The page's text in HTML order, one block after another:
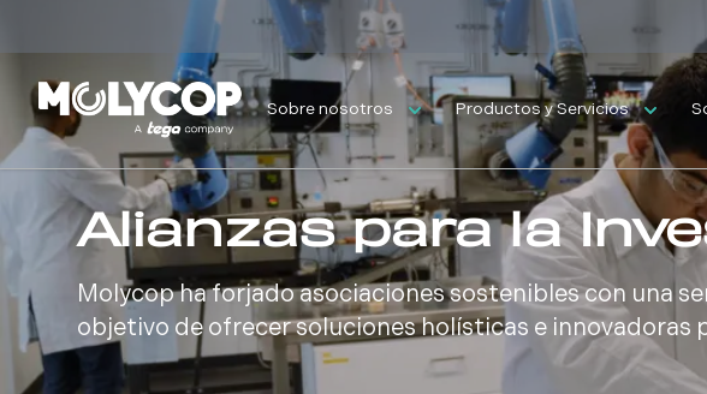
Sobre nosotros Productos y Servicios
Alianzas para la
Molycop ha forjado asociaciones sostenibles con una
objetivo de ofrecer soluciones holísticas e innovadoras